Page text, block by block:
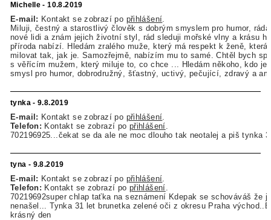
Michelle - 10.8.2019
E-mail: Kontakt se zobrazí po přihlášení
Miluji, čestný a starostlivý člověk s dobrým smyslem pro humor,
nové lidi a znám jejich životní styl, rád sleduji mořské vlny a krásu
příroda nabízí. Hledám zralého muže, který má respekt k ženě, která
milovat tak, jak je. Samozřejmě, nabízím mu to samé. Chtěl bych
s věřícím mužem, který miluje to, co chce ... Hledám někoho, kdo je
smysl pro humor, dobrodružný, šťastný, uctivý, pečující, zdravý a
tynka - 9.8.2019
E-mail: Kontakt se zobrazí po přihlášení
Telefon: Kontakt se zobrazí po přihlášení
702196925...čekat se da ale ne moc dlouho tak neotalej a piš tynka
tyna - 9.8.2019
E-mail: Kontakt se zobrazí po přihlášení
Telefon: Kontakt se zobrazí po přihlášení
70219692super chlap taťka na seznámení Kdepak se schováváš že
nenašel... Tynka 31 let brunetka zelené oči z okresu Praha
krásný den